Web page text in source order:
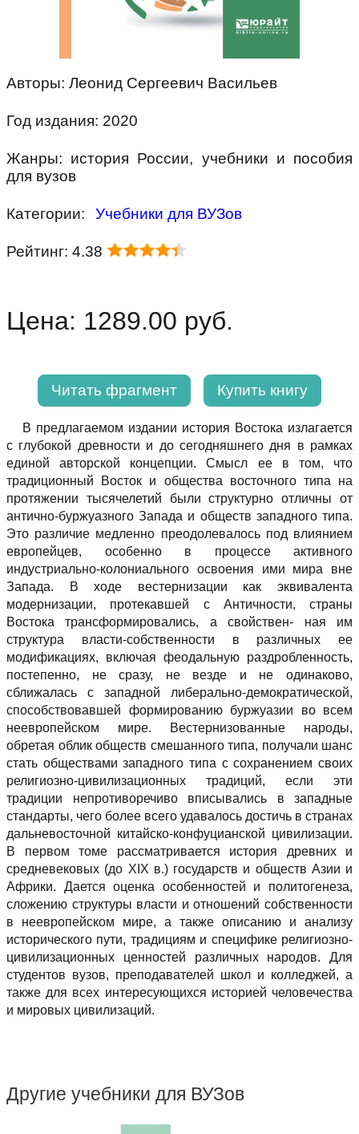
Авторы: Леонид Сергеевич Васильев
Год издания: 2020
Жанры: история России, учебники и пособия
для вузов
Категории: Учебники для ВУЗов
Рейтинг: 4.38
Цена: 1289.00 руб.
Читать фрагмент Купить книгу
В предлагаемом издании история Востока излагается
с глубокой древности и до сегодняшнего дня в рамках
единой авторской концепции. Смысл ее в том, что
традиционный Восток и общества восточного типа на
протяжении тысячелетий были структурно отличны от
антично-буржуазного Запада и обществ западного типа.
Это различие медленно преодолевалось под влиянием
европейцев, особенно в процессе активного
индустриально-колониального освоения ими мира вне
Запада. В ходе вестернизации как эквивалента
модернизации, протекавшей с Античности, страны
Востока трансформировались, а свойствен- ная им
структура власти-собственности в различных ее
модификациях, включая феодальную раздробленность,
постепенно, не сразу, не везде и не одинаково,
сближалась с западной либерально-демократической,
способствовавшей формированию буржуазии во всем
неевропейском мире. Вестернизованные народы,
обретая облик обществ смешанного типа, получали шанс
стать обществами западного типа с сохранением своих
религиозно-цивилизационных традиций, если эти
традиции непротиворечиво вписывались в западные
стандарты, чего более всего удавалось достичь в странах
дальневосточной китайско-конфуцианской цивилизации.
В первом томе рассматривается история древних и
средневековых (до XIX в.) государств и обществ Азии и
Африки. Дается оценка особенностей и политогенеза,
сложению структуры власти и отношений собственности
в неевропейском мире, а также описанию и анализу
исторического пути, традициям и специфике религиозно-
цивилизационных ценностей различных народов. Для
студентов вузов, преподавателей школ и колледжей, а
также для всех интересующихся историей человечества
и мировых цивилизаций.
Другие учебники для ВУЗов